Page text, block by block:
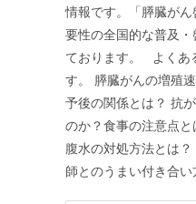
情報です。「膵臓が
要性の全国的な普及
ております。 よくあ
す。 膵臓がんの増殖
予後の関係とは？ 抗
のか？食事の注意点
腹水の対処方法とは
師とのうまい付き合